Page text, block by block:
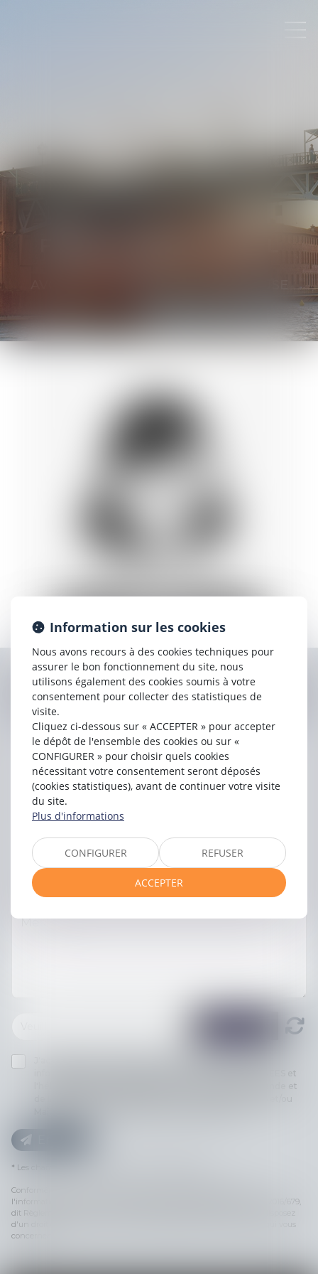
ContacterFrançoise CALAZEL
informatiquement par MEDIATION TOULOUSE PYRENEES et
l'hébergeur du présent site dans le cadre de ma demande et
* Les champs suivis d'un astérisque sont obligatoires.
Conformément à la loi n°78-17 du 6 janvier 1978 modifiée relative à
l'informatique, aux fichiers et aux libertés, et au règlement européen 2016/679,
dit Règlement Général sur la Protection des Données (RGPD), vous disposez
d'un droit d'accès, de rectification, de suppression des informations qui vous
concernent.
Information sur les cookies
Nous avons recours à des cookies techniques pour
assurer le bon fonctionnement du site, nous
utilisons également des cookies soumis à votre
consentement pour collecter des statistiques de
visite.
Cliquez ci-dessous sur « ACCEPTER » pour accepter
le dépôt de l'ensemble des cookies ou sur «
CONFIGURER » pour choisir quels cookies
nécessitant votre consentement seront déposés
(cookies statistiques), avant de continuer votre visite
du site.
Plus d'informations
CONFIGURER REFUSER
ACCEPTER